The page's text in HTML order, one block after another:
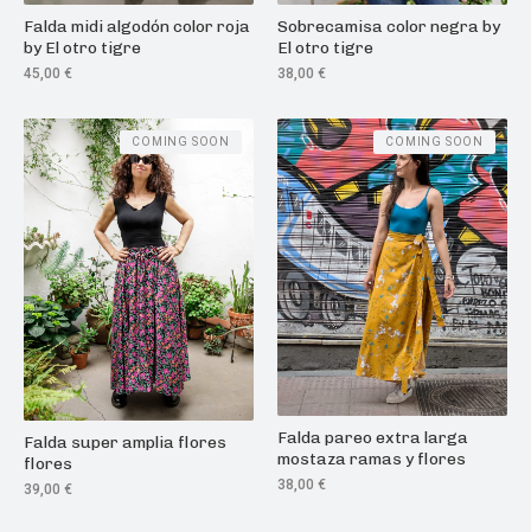
Falda midi algodón color roja
by El otro tigre
45,00 €
Sobrecamisa color negra by
El otro tigre
38,00 €
Falda super amplia flores
flores
39,00 €
COMING SOON
Falda pareo extra larga
mostaza ramas y flores
38,00 €
COMING SOON